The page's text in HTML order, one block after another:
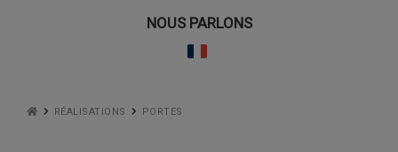
NOUS PARLONS
RÉALISATIONS PORTES